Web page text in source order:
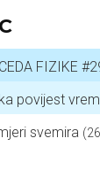
povijest
svemira